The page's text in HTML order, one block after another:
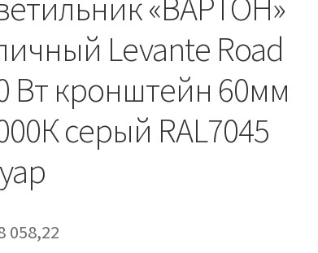
Levante Road
Вт кронштейн 60мм
серый RAL7045
058,22